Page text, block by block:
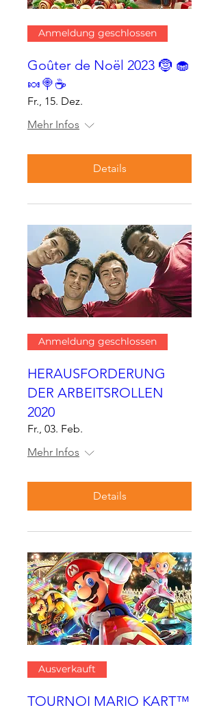
Anmeldung geschlossen
Goûter de Noël 2023 🤶 🧁
🍬🍭☕
Fr., 15. Dez.
Mehr Infos
Details
Anmeldung geschlossen
HERAUSFORDERUNG
DER ARBEITSROLLEN
2020
Fr., 03. Feb.
Mehr Infos
Details
Ausverkauft
TOURNOI MARIO KART™